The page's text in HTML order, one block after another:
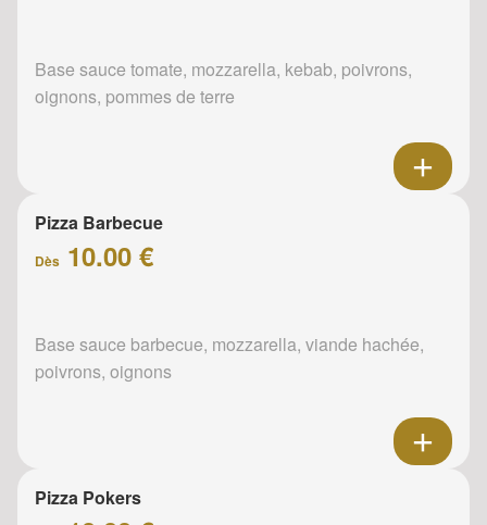
Base sauce tomate, mozzarella, kebab, poivrons,
oignons, pommes de terre
Pizza Barbecue
Dès 10.00 €
Base sauce barbecue, mozzarella, viande hachée,
poivrons, oignons
Pizza Pokers